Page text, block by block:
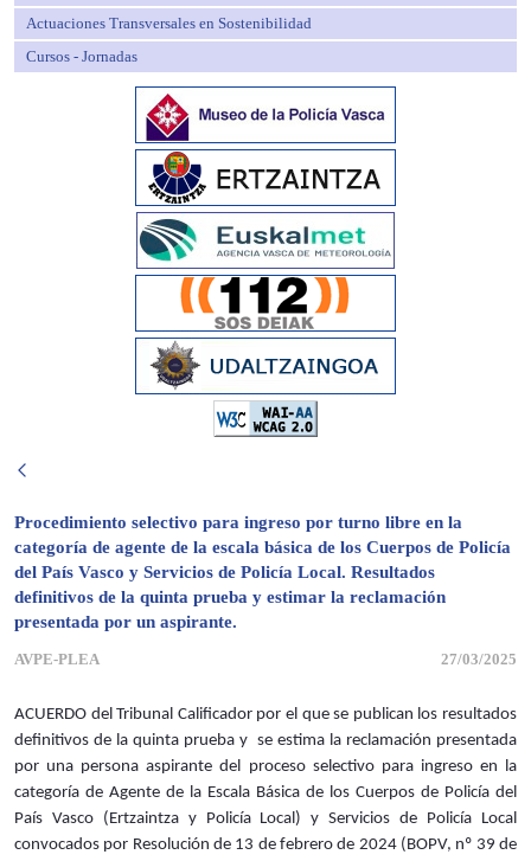
Actuaciones Transversales en Sostenibilidad
Cursos - Jornadas
Procedimiento selectivo para ingreso por turno libre en la
categoría de agente de la escala básica de los Cuerpos de Policía
del País Vasco y Servicios de Policía Local. Resultados
definitivos de la quinta prueba y estimar la reclamación
presentada por un aspirante.
AVPE-PLEA 27/03/2025
ACUERDO del Tribunal Calificador por el que se publican los resultados
definitivos de la quinta prueba y se estima la reclamación presentada
por una persona aspirante del proceso selectivo para ingreso en la
categoría de Agente de la Escala Básica de los Cuerpos de Policía del
País Vasco (Ertzaintza y Policía Local) y Servicios de Policía Local
convocados por Resolución de 13 de febrero de 2024 (BOPV, nº 39 de